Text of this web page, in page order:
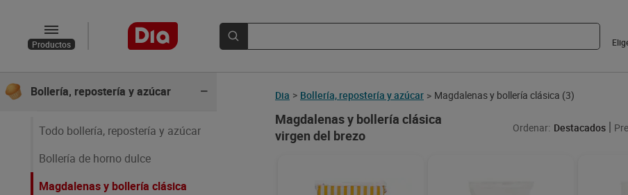
Productos
Café, cacao e infusiones
Bollería, repostería y azúcar
Todo bollería, repostería y azúcar
Bollería de horno dulce
Magdalenas y bollería clásica
Dia > Bollería, repostería y azúcar > Magdalenas y bollería clásica (3)
Magdalenas y bollería clásica
virgen del brezo
Ordenar: Destacados